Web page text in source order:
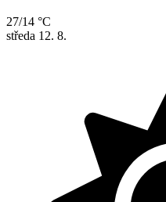
27/14 °C
středa 12. 8.